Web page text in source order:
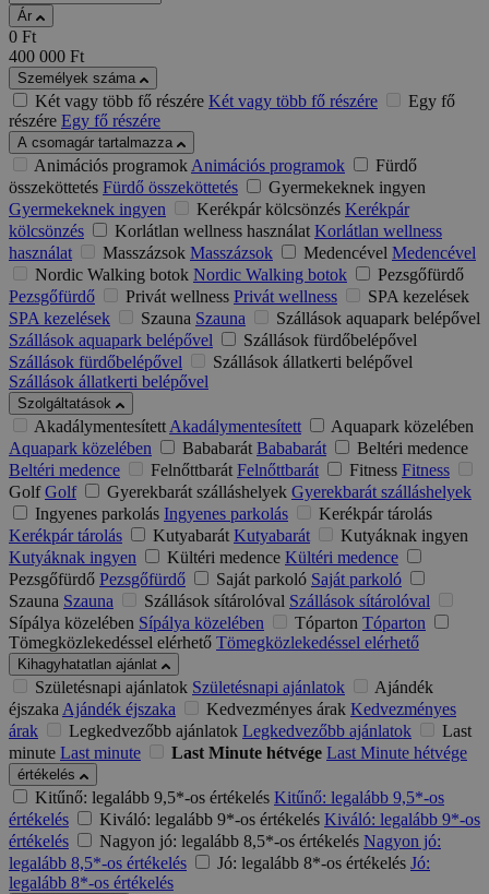
Ár
0 Ft
400 000 Ft
Személyek száma
Két vagy több fő részére Két vagy több fő részére
Egy fő
részére Egy fő részére
A csomagár tartalmazza
Animációs programokAnimációs programok
Fürdő
összeköttetés Fürdő összeköttetés
Gyermekeknek ingyen
Gyermekeknek ingyen
Kerékpár kölcsönzés Kerékpár
kölcsönzés
Korlátlan wellness használat Korlátlan wellness
használat
Masszázsok Masszázsok Medencével Medencével
Nordic Walking botok Nordic Walking botok
Pezsgőfürdő
Pezsgőfürdő
Privát wellness Privát wellness
SPA kezelések
SPA kezelések
Szauna Szauna
Szállások aquapark belépővel
Szállások aquapark belépővel
Szállások fürdőbelépővel
Szállások fürdőbelépővel
Szállások állatkerti belépővel
Szállások állatkerti belépővel
Szolgáltatások
AkadálymentesítettAkadálymentesített
Aquapark közelében
Aquapark közelében
Bababarát Bababarát
Beltéri medence
Beltéri medence
Felnőttbarát Felnőttbarát Fitness Fitness
Golf Golf Gyerekbarát szálláshelyek Gyerekbarát szálláshelyek
Ingyenes parkolás Ingyenes parkolás
Kerékpár tárolás
Kerékpár tárolás
Kutyabarát Kutyabarát
Kutyáknak ingyen
Kutyáknak ingyen
Kültéri medence Kültéri medence
Pezsgőfürdő Pezsgőfürdő Saját parkoló Saját parkoló
Szauna Szauna Szállások sítárolóval Szállások sítárolóval
Sípálya közelében Sípálya közelében Tóparton Tóparton
Tömegközlekedéssel elérhető Tömegközlekedéssel elérhető
Kihagyhatatlan ajánlat
Születésnapi ajánlatok Születésnapi ajánlatok
Ajándék
éjszakaAjándék éjszaka Kedvezményes árak Kedvezményes
árak
Legkedvezőbb ajánlatok Legkedvezőbb ajánlatok
Last
minute Last minute Last Minute hétvége Last Minute hétvége
értékelés
Kitűnő: legalább 9,5*-os értékelés Kitűnő: legalább 9,5*-os
értékelés
Kiváló: legalább 9*-os értékelés Kiváló: legalább 9*-os
értékelés
Nagyon jó: legalább 8,5*-os értékelés Nagyon jó:
legalább 8,5*-os értékelés
Jó: legalább 8*-os értékelés Jó:
legalább 8*-os értékelés